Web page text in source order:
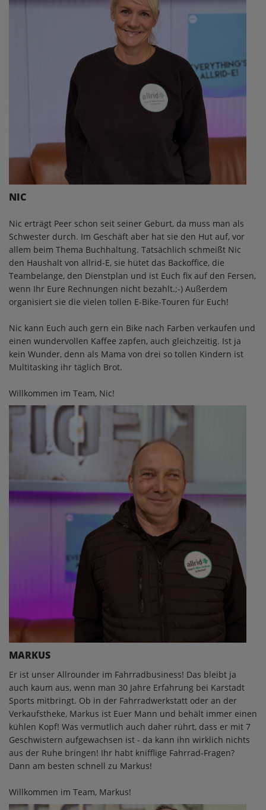
NIC
Nic erträgt Peer schon seit seiner Geburt, da muss man als
Schwester durch. Im Geschäft aber hat sie den Hut auf, vor
allem beim Thema Buchhaltung. Tatsächlich schmeißt Nic
den Haushalt von allrid-E, sie hütet das Backoffice, die
Teambelange, den Dienstplan und ist Euch fix auf den Fersen,
wenn Ihr Eure Rechnungen nicht bezahlt.;-) Außerdem
organisiert sie die vielen tollen E-Bike-Touren für Euch!
Nic kann Euch auch gern ein Bike nach Farben verkaufen und
einen wundervollen Kaffee zapfen, auch gleichzeitig. Ist ja
kein Wunder, denn als Mama von drei so tollen Kindern ist
Multitasking ihr täglich Brot.
Willkommen im Team, Nic!
MARKUS
Er ist unser Allrounder im Fahrradbusiness! Das bleibt ja
auch kaum aus, wenn man 30 Jahre Erfahrung bei Karstadt
Sports mitbringt. Ob in der Fahrradwerkstatt oder an der
Verkaufstheke, Markus ist Euer Mann und behält immer einen
kühlen Kopf! Was vermutlich auch daher rührt, dass er mit 7
Geschwistern aufgewachsen ist - da kann ihn wirklich nichts
aus der Ruhe bringen! Ihr habt knifflige Fahrrad-Fragen?
Dann am besten schnell zu Markus!
Willkommen im Team, Markus!